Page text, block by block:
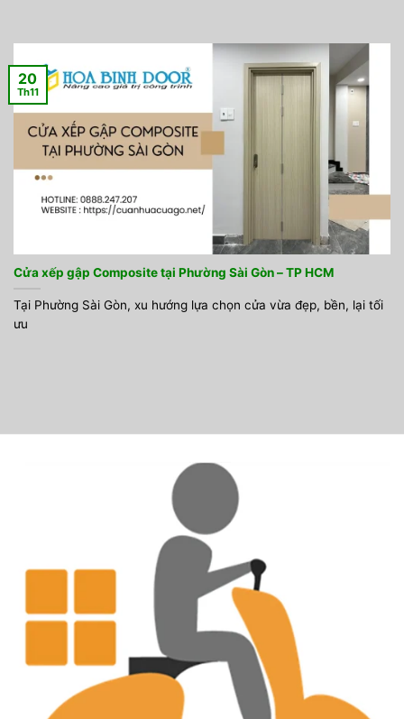
Cửa xếp gập Composite tại Phường Sài Gòn – TP HCM
Tại Phường Sài Gòn, xu hướng lựa chọn cửa vừa đẹp, bền, lại tối
ưu
20
Th11